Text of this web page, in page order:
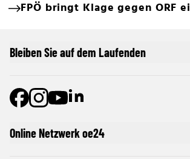
FPÖ bringt Klage gegen ORF
Online Netzwerk oe24
Bleiben Sie auf dem Laufenden